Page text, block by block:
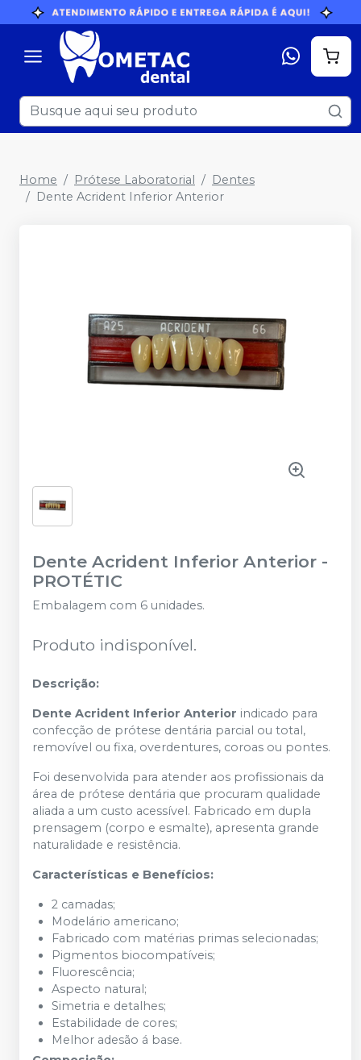
Home Prótese Laboratorial
Dentes
Dente Acrident Inferior Anterior
Dente Acrident Inferior Anterior -
PROTÉTIC
Embalagem com 6 unidades.
Produto indisponível.
Descrição:
Dente Acrident Inferior Anterior indicado para
confecção de prótese dentária parcial ou total,
removível ou fixa, overdentures, coroas ou pontes.
Foi desenvolvida para atender aos profissionais da
área de prótese dentária que procuram qualidade
aliada a um custo acessível. Fabricado em dupla
prensagem (corpo e esmalte), apresenta grande
naturalidade e resistência.
Características e Benefícios:
2 camadas;
Modelário americano;
Fabricado com matérias primas selecionadas;
Pigmentos biocompatíveis;
Fluorescência;
Aspecto natural;
Simetria e detalhes;
Estabilidade de cores;
Melhor adesão á base.